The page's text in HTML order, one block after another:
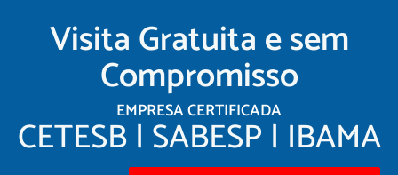
Visita Gratuita e sem
Compromisso
EMPRESA CERTIFICADA
CETESB | SABESP | IBAMA